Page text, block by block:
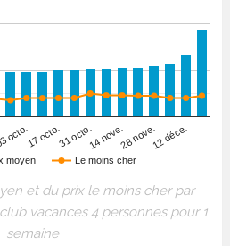
moyen Le moins cher
octo.17 octo.31 octo.14 nove.28 nove.12 déce.
et du prix le moins cher par
vacances 4 personnes pour 1
semaine